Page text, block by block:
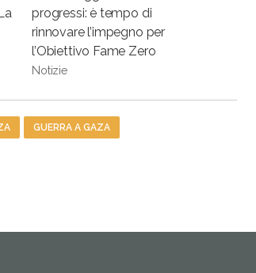
progressi: è tempo di
rinnovare l’impegno per
l’Obiettivo Fame Zero
Notizie
GUERRA A GAZA